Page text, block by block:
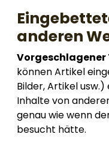
anderen
Vorgeschlagener
können Artikel
Bilder, Artikel
Inhalte von
genau wie wenn
besucht hätte.